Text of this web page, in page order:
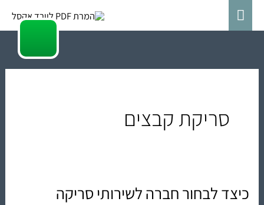
תפריט
סריקת קבצים
כיצד לבחור חברה לשירותי סריקה
כיצד